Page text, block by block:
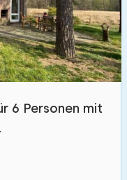
6 Personen mit